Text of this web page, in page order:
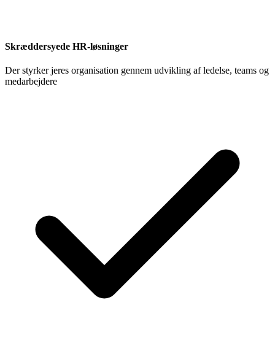
Skræddersyede HR-løsninger
Der styrker jeres organisation gennem udvikling af ledelse, teams og
medarbejdere